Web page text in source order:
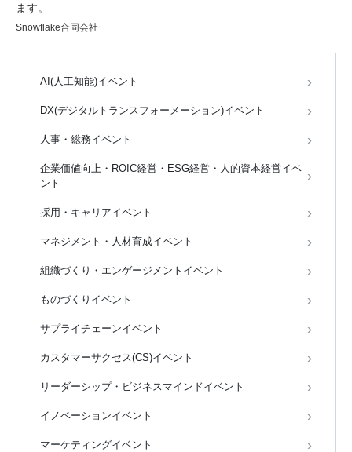
ます。
Snowflake合同会社
AI(人工知能)イベント
DX(デジタルトランスフォーメーション)イベント
人事・総務イベント
企業価値向上・ROIC経営・ESG経営・人的資本経営イベ
ント
採用・キャリアイベント
マネジメント・人材育成イベント
組織づくり・エンゲージメントイベント
ものづくりイベント
サプライチェーンイベント
カスタマーサクセス(CS)イベント
リーダーシップ・ビジネスマインドイベント
イノベーションイベント
マーケティングイベント